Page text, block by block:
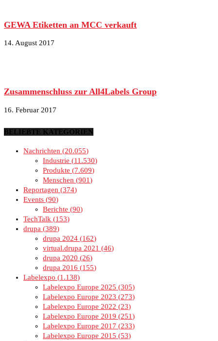
GEWA Etiketten an MCC verkauft
14. August 2017
Zusammenschluss zur All4Labels Group
16. Februar 2017
BELIEBTE KATEGORIEN
Nachrichten
20.055
Industrie
11.530
Produkte
7.609
Menschen
901
Reportagen
374
Events 90
Berichte
90
TechTalk
153
drupa 389
drupa 2024
162
virtual.drupa 2021
46
drupa 2020
26
drupa 2016
155
Labelexpo
1.138
Labelexpo Europe 2025
305
Labelexpo Europe 2023
273
Labelexpo Europe 2022
23
Labelexpo Europe 2019
251
Labelexpo Europe 2017
233
Labelexpo Europe 2015
53